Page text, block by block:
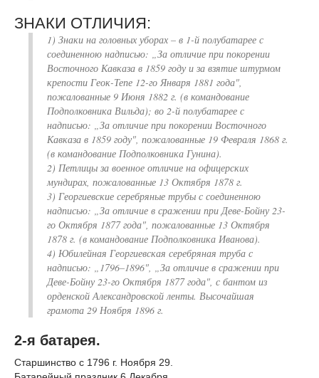
ЗНАКИ ОТЛИЧИЯ:
1) Знаки на головных уборах – в 1-й полубатарее с
соединенною надписью: „За отличие при покорении
Восточного Кавказа в 1859 году и за взятие штурмом
крепости Геок-Тепе 12-го Января 1881 года",
пожалованные 9 Июня 1882 г. (в командование
Подполковника Вильда); во 2-й полубатарее с
надписью: „За отличие при покорении Восточного
Кавказа в 1859 году", пожалованные 19 Февраля 1868 г.
(в командование Подполковника Гунина).
2) Петлицы за военное отличие на офицерских
мундирах, пожалованные 13 Октября 1878 г.
3) Георгиевские серебряные трубы с соединенною
надписью: „За отличие в сражении при Деве-Бойну 23-
го Октября 1877 года", пожалованные 13 Октября
1878 г. (в командование Подполковника Иванова).
4) Юбилейная Георгиевская серебряная труба с
надписью: „1796–1896", „За отличие в сражении при
Деве-Бойну 23-го Октября 1877 года", с бантом из
орденской Александровской ленты. Высочайшая
грамота 29 Ноября 1896 г.
2-я батарея.
Старшинство с 1796 г. Ноября 29.